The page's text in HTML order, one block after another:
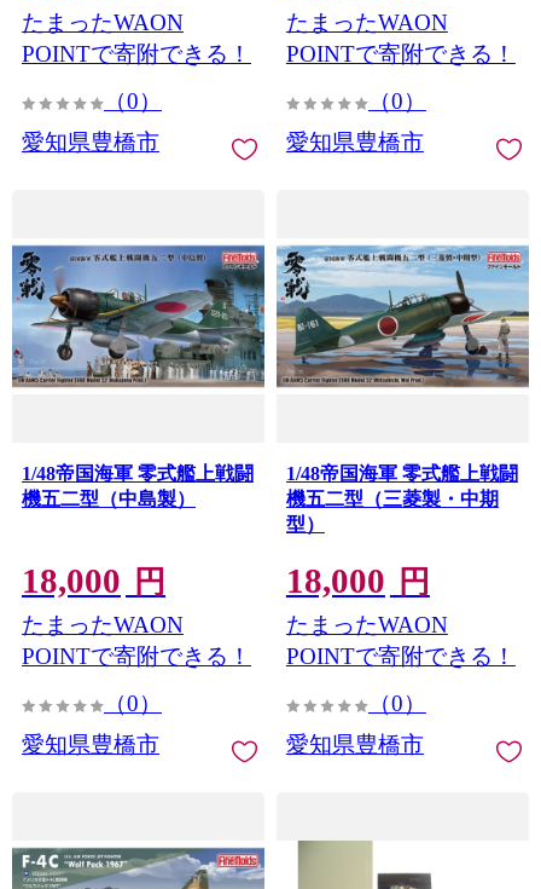
たまったWAON
POINTで寄附できる！
（0）
愛知県豊橋市
たまったWAON
POINTで寄附できる！
（0）
愛知県豊橋市
1/48帝国海軍 零式艦上戦闘
機五二型（中島製）
18,000 円
たまったWAON
POINTで寄附できる！
（0）
愛知県豊橋市
1/48帝国海軍 零式艦上戦闘
機五二型（三菱製・中期
型）
18,000 円
たまったWAON
POINTで寄附できる！
（0）
愛知県豊橋市